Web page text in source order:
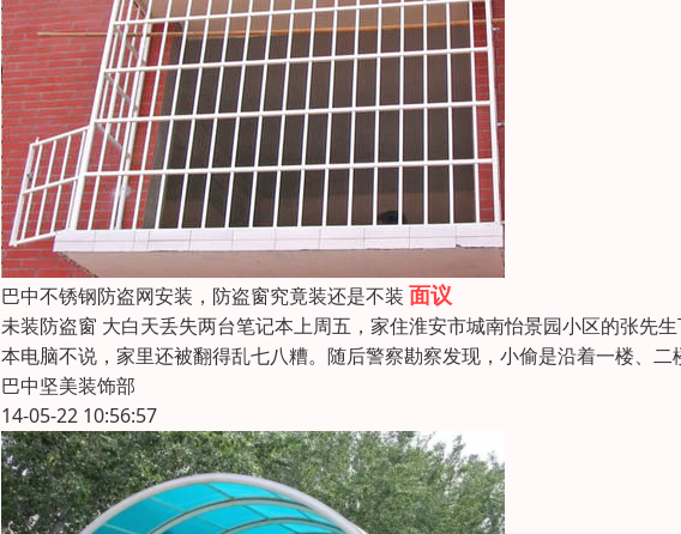
巴中不锈钢防盗网安装，防盗窗究竟装还是不装 面议
未装防盗窗 大白天丢失两台笔记本上周五，家住淮安市城南怡景园小区的张先
本电脑不说，家里还被翻得乱七八糟。随后警察勘察发现，小偷是沿着一楼、
巴中坚美装饰部
14-05-22 10:56:57